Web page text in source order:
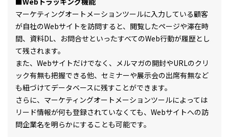
マーケティングオートメーションツールに入力している顧客
が自社のWebサイトを訪問すると、閲覧したページや滞在時
間、資料DL、お問合せといったすべてのWeb行動が履歴とし
て残されます。
また、Webサイトだけでなく、メルマガの開封やURLのクリ
ック有無も把握できる他、セミナーや展示会の出席有無など
も紐づけてデータベースに残すことができます。
さらに、マーケティングオートメーションツールによっては
リード情報が何も登録されていなくても、Webサイトへの訪
問企業名を明らかにすることも可能です。